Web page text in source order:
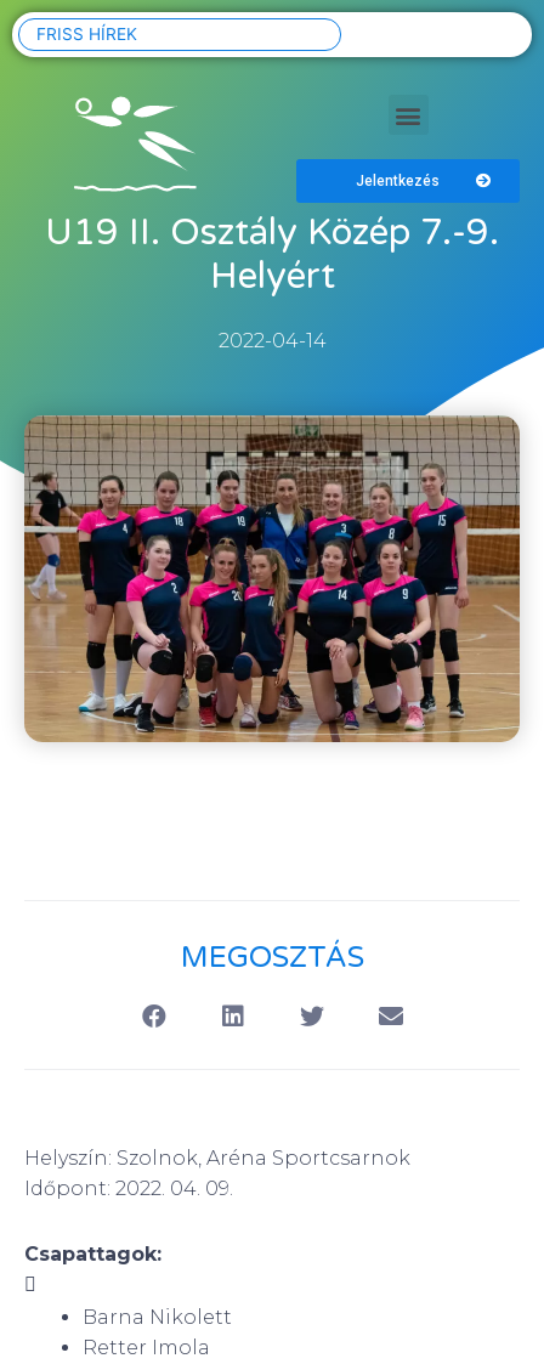
FRISS HÍREK
Jelentkezés
U19 II. Osztály Közép 7.-9.
Helyért
2022-04-14
MEGOSZTÁS
Helyszín: Szolnok, Aréna Sportcsarnok
Időpont: 2022. 04. 09.
Csapattagok:

Barna Nikolett
Retter Imola